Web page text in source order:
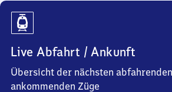
Reiseinfos
Live Abfahrt / Ankunft
Übersicht der nächsten
ankommenden Züge